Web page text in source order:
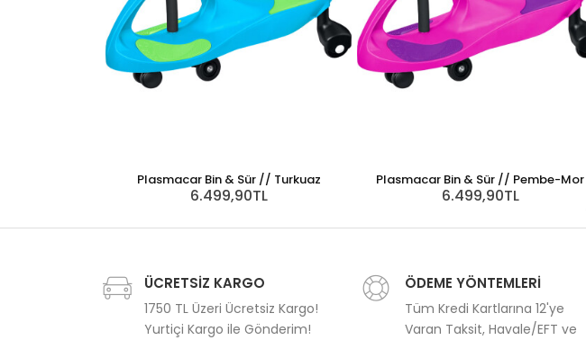
Plasmacar Bin & Sür // Turkuaz
6.499,90TL
Plasmacar Bin & Sür // Pembe-Mor
6.499,90TL
ÜCRETSİZ KARGO
1750 TL Üzeri Ücretsiz Kargo!
Yurtiçi Kargo ile Gönderim!
ÖDEME YÖNTEMLERİ
Tüm Kredi Kartlarına 12'ye
Varan Taksit, Havale/EFT ve